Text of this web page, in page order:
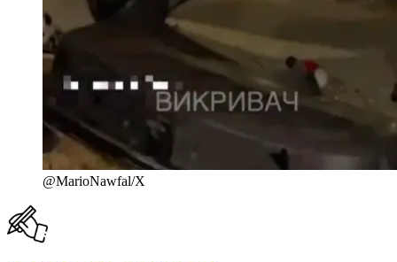
@MarioNawfal/X